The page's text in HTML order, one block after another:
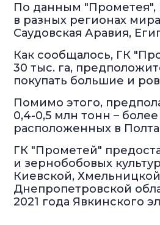
По данным "Прометея",
в разных регионах
Саудовская Аравия,
Как сообщалось, ГК
30 тыс. га,
покупать большие и
Помимо этого,
0,4-0,5 млн тонн –
расположенных в
ГК "Прометей"
и зернобобовых
Киевской,
Днепропетровской
2021 года Явкинского